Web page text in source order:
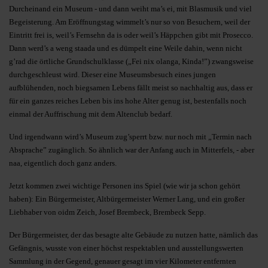
Durcheinand ein Museum - und dann weiht ma’s ei, mit Blasmusik und viel
Begeisterung. Am Eröffnungstag wimmelt’s nur so von Besuchern, weil der
Eintritt frei is, weil’s Fernsehn da is oder weil’s Häppchen gibt mit Prosecco.
Dann werd’s a weng staada und es dümpelt eine Weile dahin, wenn nicht
g’rad die örtliche Grundschulklasse („Fei nix olanga, Kinda!”) zwangsweise
durchgeschleust wird. Dieser eine Museumsbesuch eines jungen
aufblühenden, noch biegsamen Lebens fällt meist so nachhaltig aus, dass er
für ein ganzes reiches Leben bis ins hohe Alter genug ist, bestenfalls noch
einmal der Auffrischung mit dem Altenclub bedarf.
Und irgendwann wird’s Museum zug’sperrt bzw. nur noch mit „Termin nach
Absprache” zugänglich. So ähnlich war der Anfang auch in Mitterfels, - aber
naa, eigentlich doch ganz anders.
Jetzt kommen zwei wichtige Personen ins Spiel (wie wir ja schon gehört
haben): Ein Bürgermeister, Altbürgermeister Werner Lang, und ein großer
Liebhaber von oidm Zeich, Josef Brembeck, Brembeck Sepp.
Der Bürgermeister, der das besagte alte Gebäude zu nutzen hatte, nämlich das
Gefängnis, wusste von einer höchst respektablen und ausstellungswerten
Sammlung in der Gegend, genauer gesagt im vier Kilometer entfernten